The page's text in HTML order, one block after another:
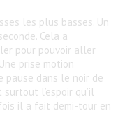
les plus basses. Un
Cela a
pour pouvoir aller
prise motion
pause dans le noir de
l’espoir qu’il
il a fait demi-tour en